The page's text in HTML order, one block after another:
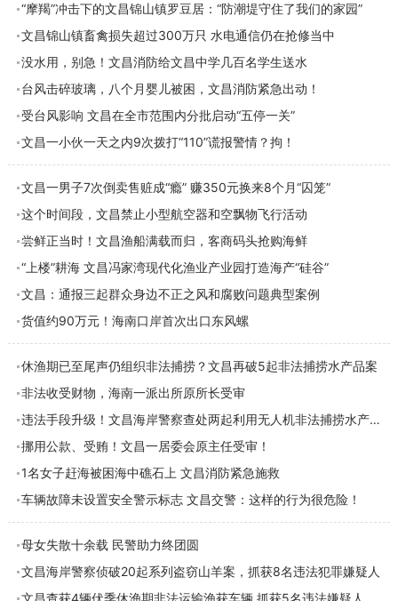
“摩羯”冲击下的文昌锦山镇罗豆居：“防潮堤守住了我们的家园”
文昌锦山镇畜禽损失超过300万只 水电通信仍在抢修当中
没水用，别急！文昌消防给文昌中学几百名学生送水
台风击碎玻璃，八个月婴儿被困，文昌消防紧急出动！
受台风影响 文昌在全市范围内分批启动“五停一关”
文昌一小伙一天之内9次拨打“110”谎报警情？拘！
文昌一男子7次倒卖售赃成“瘾” 赚350元换来8个月“囚笼”
这个时间段，文昌禁止小型航空器和空飘物飞行活动
尝鲜正当时！文昌渔船满载而归，客商码头抢购海鲜
“上楼”耕海 文昌冯家湾现代化渔业产业园打造海产“硅谷”
文昌：通报三起群众身边不正之风和腐败问题典型案例
货值约90万元！海南口岸首次出口东风螺
休渔期已至尾声仍组织非法捕捞？文昌再破5起非法捕捞水产品案
非法收受财物，海南一派出所原所长受审
违法手段升级！文昌海岸警察查处两起利用无人机非法捕捞水产品案
​挪用公款、受贿！文昌一居委会原主任受审！
1名女子赶海被困海中礁石上 文昌消防紧急施救
车辆故障未设置安全警示标志 文昌交警：这样的行为很危险！
母女失散十余载 民警助力终团圆
文昌海岸警察侦破20起系列盗窃山羊案，抓获8名违法犯罪嫌疑人
文昌查获4辆伏季休渔期非法运输渔获车辆 抓获5名违法嫌疑人